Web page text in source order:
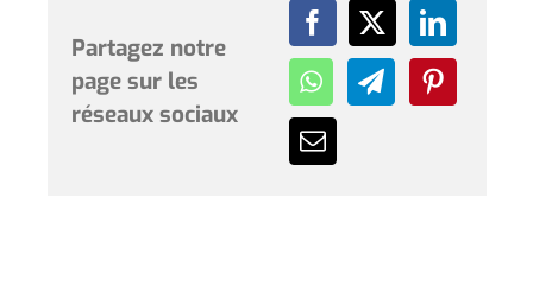
Partagez notre
page sur les
réseaux sociaux